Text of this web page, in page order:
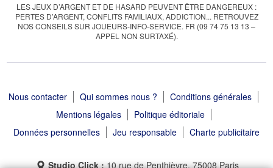
LES JEUX D’ARGENT ET DE HASARD PEUVENT ÊTRE DANGEREUX :
PERTES D’ARGENT, CONFLITS FAMILIAUX, ADDICTION... RETROUVEZ
NOS CONSEILS SUR JOUEURS-INFO-SERVICE. FR (09 74 75 13 13 –
APPEL NON SURTAXÉ).
Nous contacter Qui sommes nous ?
Conditions générales
Mentions légales
Politique éditoriale
Données personnelles
Jeu responsable Charte publicitaire
Studio Click :10 rue de Penthièvre, 75008 Paris